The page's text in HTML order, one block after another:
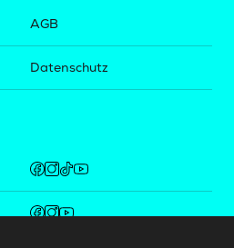
AGB
Datenschutz